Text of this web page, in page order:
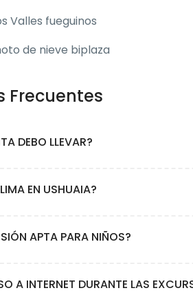
Valles fueguinos
de nieve biplaza
Frecuentes
DEBO LLEVAR?
en la ciudad. Obligatorio calzado
EN USHUAIA?
momentos de sol, lluvia y hasta
APTA PARA NIÑOS?
A INTERNET DURANTE LAS